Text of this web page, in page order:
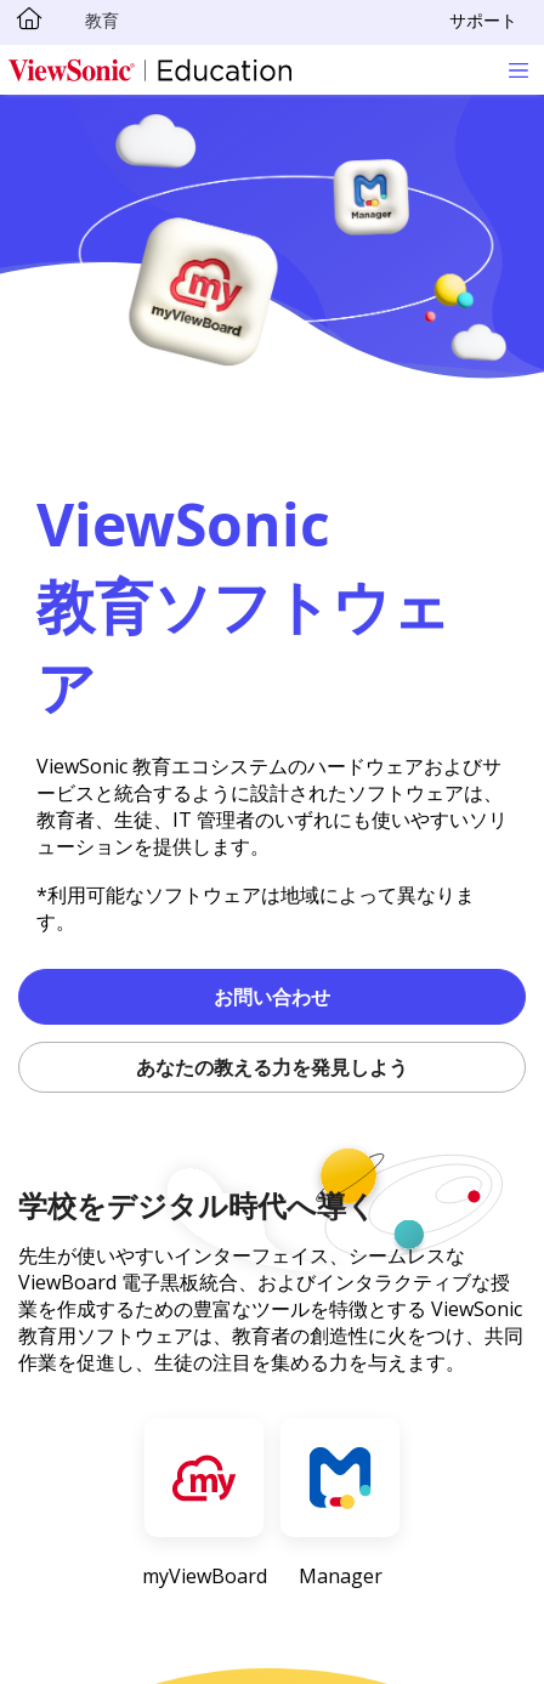
Skip to main content
教育 サポート
ViewSonic
教育ソフトウェ
ア
ViewSonic 教育エコシステムのハードウェアおよびサ
ービスと統合するように設計されたソフトウェアは、
教育者、生徒、IT 管理者のいずれにも使いやすいソリ
ューションを提供します。
*利用可能なソフトウェアは地域によって異なりま
す。
お問い合わせ
あなたの教える力を発見しよう
学校をデジタル時代へ導く
先生が使いやすいインターフェイス、シームレスな
ViewBoard 電子黒板統合、およびインタラクティブな授
業を作成するための豊富なツールを特徴とする ViewSonic
教育用ソフトウェアは、教育者の創造性に火をつけ、共同
作業を促進し、生徒の注目を集める力を与えます。
myViewBoard Manager